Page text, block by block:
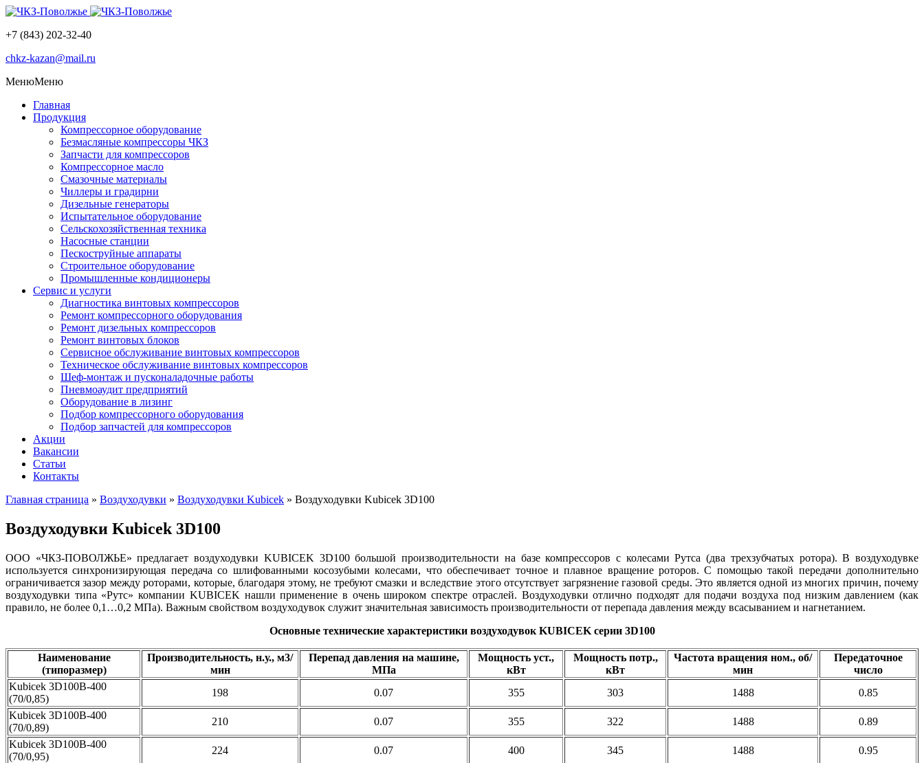
+7 (843) 202-32-40
chkz-kazan@mail.ru
МенюМеню
Главная
Продукция
Компрессорное оборудование
Безмасляные компрессоры ЧКЗ
Запчасти для компрессоров
Компрессорное масло
Смазочные материалы
Чиллеры и градирни
Дизельные генераторы
Испытательное оборудование
Сельскохозяйственная техника
Насосные станции
Пескоструйные аппараты
Строительное оборудование
Промышленные кондиционеры
Сервис и услуги
Диагностика винтовых компрессоров
Ремонт компрессорного оборудования
Ремонт дизельных компрессоров
Ремонт винтовых блоков
Сервисное обслуживание винтовых компрессоров
Техническое обслуживание винтовых компрессоров
Шеф-монтаж и пусконаладочные работы
Пневмоаудит предприятий
Оборудование в лизинг
Подбор компрессорного оборудования
Подбор запчастей для компрессоров
Акции
Вакансии
Статьи
Контакты
Главная страница » Воздуходувки » Воздуходувки Kubicek » Воздуходувки Kubicek 3D100
Воздуходувки Kubicek 3D100
ООО «ЧКЗ-ПОВОЛЖЬЕ» предлагает воздуходувки KUBICEK 3D100 большой производительности на базе компрессоров с колесами Рутса (два трехзубчатых ротора). В воздуходувке
используется синхронизирующая передача со шлифованными косозубыми колесами, что обеспечивает точное и плавное вращение роторов. С помощью такой передачи дополнительно
ограничивается зазор между роторами, которые, благодаря этому, не требуют смазки и вследствие этого отсутствует загрязнение газовой среды. Это является одной из многих причин, почему
воздуходувки типа «Рутс» компании KUBICEK нашли применение в очень широком спектре отраслей. Воздуходувки отлично подходят для подачи воздуха под низким давлением (как
правило, не более 0,1…0,2 МПа). Важным свойством воздуходувок служит значительная зависимость производительности от перепада давления между всасыванием и нагнетанием.
Основные технические характеристики воздуходувок KUBICEK серии 3D100
Наименование
(типоразмер)
Производительность, н.у., м3/
мин
Перепад давления на машине,
МПа
Мощность уст.,
кВт
Мощность потр.,
кВт
Частота вращения ном., об/
мин
Передаточное
число
Kubicek 3D100B-400
(70/0,85)
198 0.07 355 303 1488
0.85
Kubicek 3D100B-400
(70/0,89)
210 0.07 355 322 1488
0.89
Kubicek 3D100B-400
(70/0,95)
224 0.07 400 345 1488
0.95